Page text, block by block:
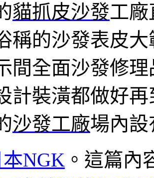
貓抓皮沙發工
稱的沙發表皮
間全面沙發修
計裝潢都做好
沙發工廠場內
本NGK 。這篇內